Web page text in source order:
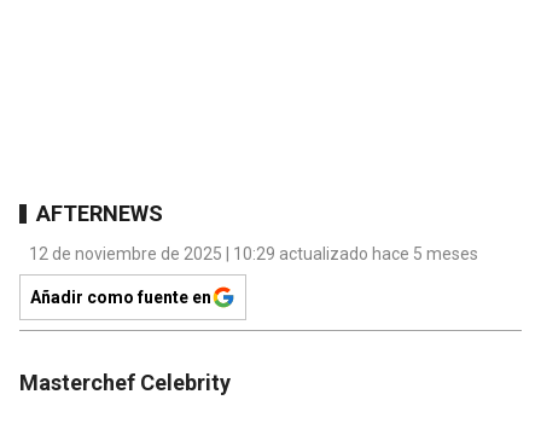
AFTERNEWS
12 de noviembre de 2025 | 10:29 actualizado hace 5 meses
Añadir como fuente en
Masterchef Celebrity